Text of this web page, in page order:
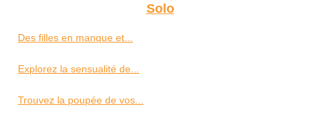
Solo
Des filles en manque et...
Explorez la sensualité de...
Trouvez la poupée de vos...